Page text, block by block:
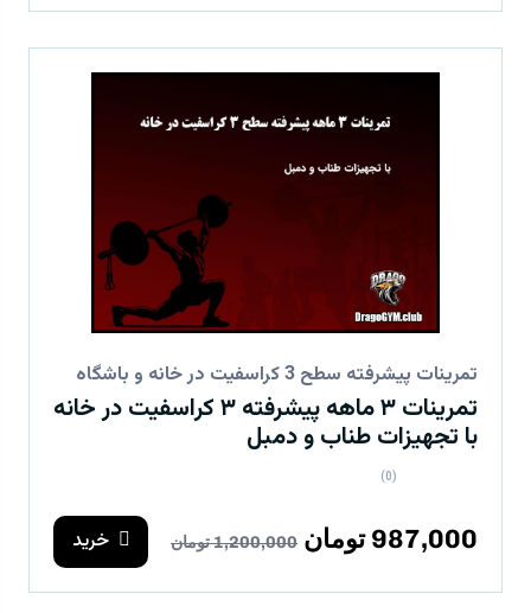
تمرینات پیشرفته سطح 3 کراسفیت در خانه و باشگاه
تمرینات ۳ ماهه پیشرفته ۳ کراسفیت در خانه
با تجهیزات طناب و دمبل
(0)
987,000 تومان 1,200,000 تومان خرید